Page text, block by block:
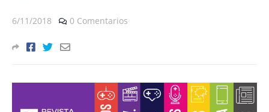
6/11/2018 0 Comentarios